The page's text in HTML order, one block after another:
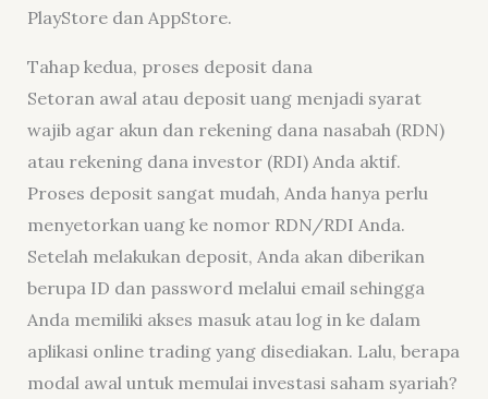
PlayStore dan AppStore.
Tahap kedua, proses deposit dana
Setoran awal atau deposit uang menjadi syarat
wajib agar akun dan rekening dana nasabah (RDN)
atau rekening dana investor (RDI) Anda aktif.
Proses deposit sangat mudah, Anda hanya perlu
menyetorkan uang ke nomor RDN/RDI Anda.
Setelah melakukan deposit, Anda akan diberikan
berupa ID dan password melalui email sehingga
Anda memiliki akses masuk atau log in ke dalam
aplikasi online trading yang disediakan. Lalu, berapa
modal awal untuk memulai investasi saham syariah?